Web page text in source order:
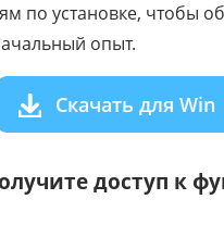
по установке, чтобы
опыт.
Скачать для Win
доступ к